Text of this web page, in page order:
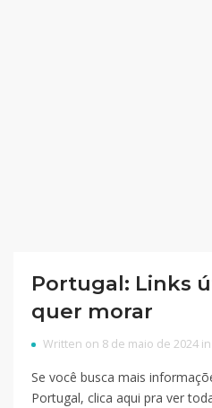
Portugal: Links
quer morar
Written on 8 de maio de 2024 in
Se você busca mais
Portugal, clica aqui pra ver